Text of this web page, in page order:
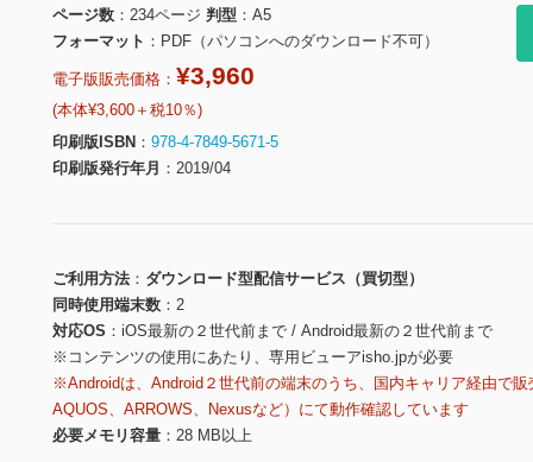
ページ数
234ページ 判型
A5
フォーマット
PDF（パソコンへのダウンロード不可）
電子版販売価格： ¥3,960
(本体¥3,600＋税10％)
印刷版ISBN
978-4-7849-5671-5
印刷版発行年月
2019/04
ご利用方法
ダウンロード型配信サービス（買切型）
同時使用端末数
2
対応OS
iOS最新の２世代前まで / Android最新の２世代前まで
※コンテンツの使用にあたり、専用ビューアisho.jpが必要
※Androidは、Android２世代前の端末のうち、国内キャリア経由で
AQUOS、ARROWS、Nexusなど）にて動作確認しています
必要メモリ容量
28 MB以上